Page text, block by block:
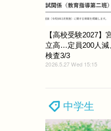
【高校受験2027】
立高…定員200人減
検査3/3
2026.5.27 Wed 15:15
中学生